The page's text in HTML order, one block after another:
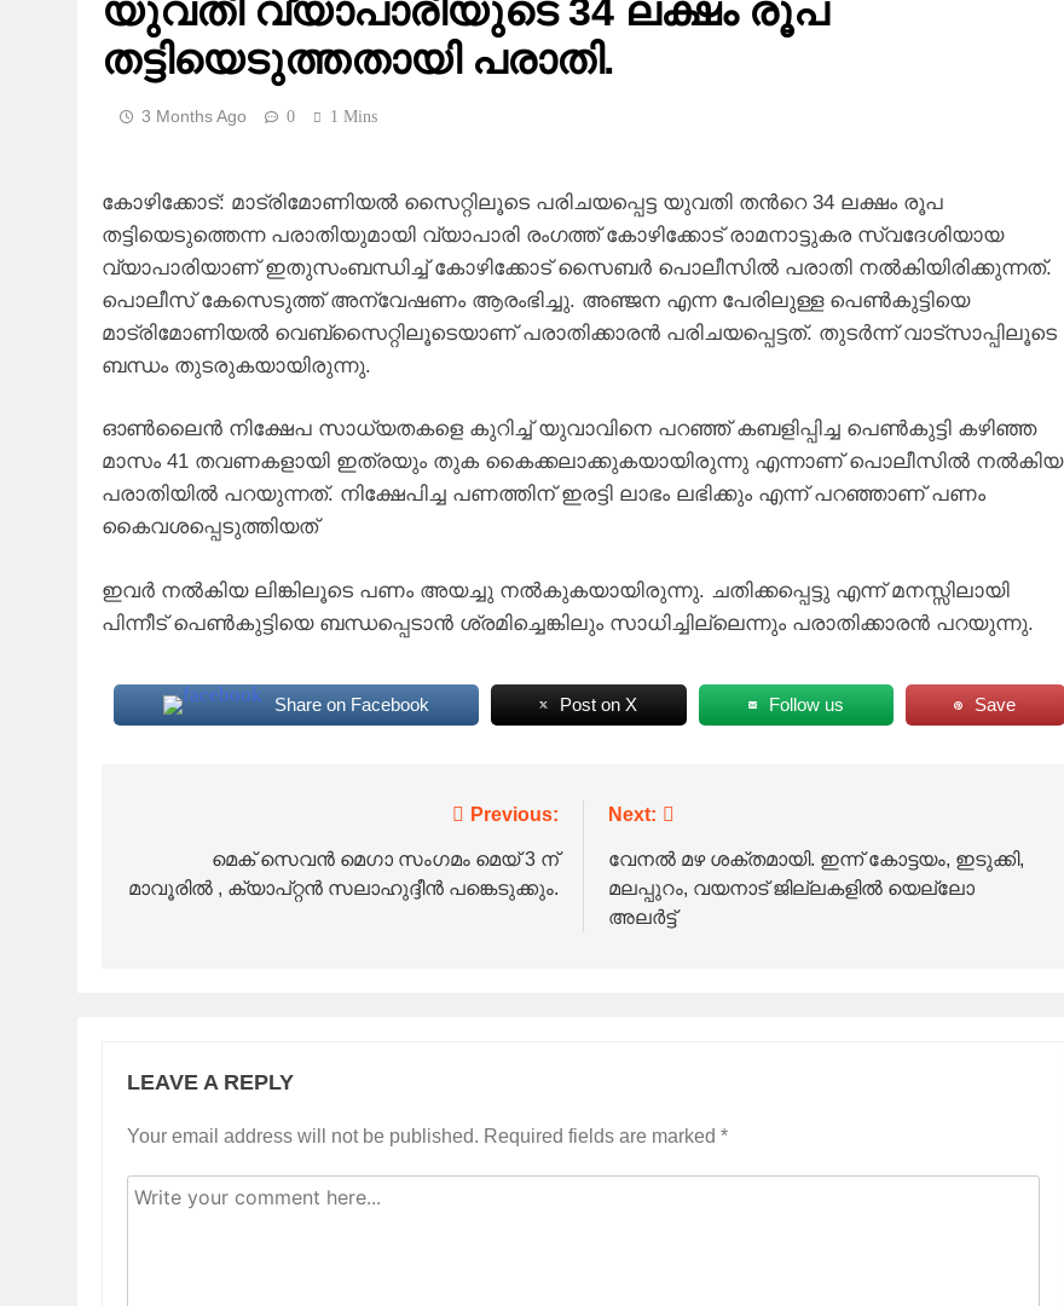
യുവതി വ്യാപാരിയുടെ 34 ലക്ഷം രൂപ
തട്ടിയെടുത്തതായി പരാതി.
3 Months Ago 0 1 Mins
കോഴിക്കോട്: മാട്രിമോണിയല്‍ സൈറ്റിലൂടെ പരിചയപ്പെട്ട യുവതി തന്‍റെ 34 ലക്ഷം രൂപ
തട്ടിയെടുത്തെന്ന പരാതിയുമായി വ്യാപാരി രംഗത്ത് കോഴിക്കോട് രാമനാട്ടുകര സ്വദേശിയായ
വ്യാപാരിയാണ് ഇതുസംബന്ധിച്ച് കോഴിക്കോട് സൈബര്‍ പൊലീസില്‍ പരാതി നല്‍കിയിരിക്കുന്നത്.
പൊലീസ് കേസെടുത്ത് അന്വേഷണം ആരംഭിച്ചു. അഞ്ജന എന്ന പേരിലുള്ള പെണ്‍കുട്ടിയെ
മാട്രിമോണിയല്‍ വെബ്‌സൈറ്റിലൂടെയാണ് പരാതിക്കാരന്‍ പരിചയപ്പെട്ടത്. തുടര്‍ന്ന് വാട്‌സാപ്പിലൂടെ
ബന്ധം തുടരുകയായിരുന്നു.
ഓണ്‍ലൈന്‍ നിക്ഷേപ സാധ്യതകളെ കുറിച്ച് യുവാവിനെ പറഞ്ഞ് കബളിപ്പിച്ച പെണ്‍കുട്ടി കഴിഞ്ഞ
മാസം 41 തവണകളായി ഇത്രയും തുക കൈക്കലാക്കുകയായിരുന്നു എന്നാണ് പൊലീസില്‍ നല്‍കിയ
പരാതിയില്‍ പറയുന്നത്. നിക്ഷേപിച്ച പണത്തിന് ഇരട്ടി ലാഭം ലഭിക്കും എന്ന് പറഞ്ഞാണ് പണം
കൈവശപ്പെടുത്തിയത്
ഇവര്‍ നല്‍കിയ ലിങ്കിലൂടെ പണം അയച്ചു നല്‍കുകയായിരുന്നു. ചതിക്കപ്പെട്ടു എന്ന് മനസ്സിലായി
പിന്നീട് പെണ്‍കുട്ടിയെ ബന്ധപ്പെടാന്‍ ശ്രമിച്ചെങ്കിലും സാധിച്ചില്ലെന്നും പരാതിക്കാരന്‍ പറയുന്നു.
Share on Facebook Post on X Follow us Save
navigation
Previous:
മെക് സെവൻ മെഗാ സംഗമം മെയ് 3 ന്
മാവൂരിൽ , ക്യാപ്റ്റൻ സലാഹുദ്ദീൻ പങ്കെടുക്കും.
Next:
വേനൽ മഴ ശക്തമായി. ഇന്ന് കോട്ടയം, ഇടുക്കി,
മലപ്പുറം, വയനാട് ജില്ലകളിൽ യെല്ലോ
അലർട്ട്
LEAVE A REPLY
Your email address will not be published. Required fields are marked *